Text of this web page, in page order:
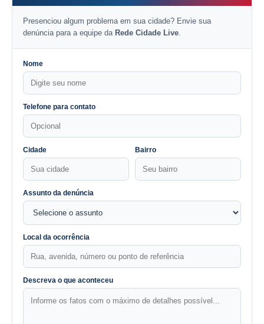
Presenciou algum problema em sua cidade? Envie sua
denúncia para a equipe da Rede Cidade Live
Nome
Telefone para contato
Cidade Bairro
Assunto da denúncia
Local da ocorrência
Descreva o que aconteceu